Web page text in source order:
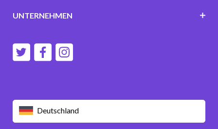
Deutschland
UNTERNEHMEN